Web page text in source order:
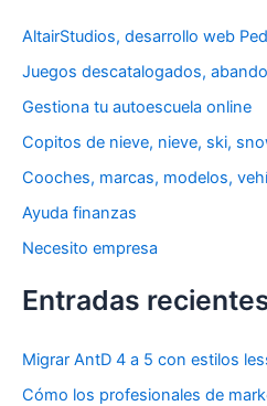
o
r
:
AltairStudios, desarrollo web
Juegos descatalogados,
Gestiona tu autoescuela online
Copitos de nieve, nieve, ski,
Cooches, marcas, modelos,
Ayuda finanzas
Necesito empresa
Entradas
Migrar AntD 4 a 5 con estilos
Cómo los profesionales de